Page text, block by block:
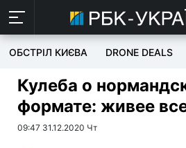
ОБСТРІЛ КИЄВА DRONE DEALS
Кулеба о
формате: живее
09:47 31.12.2020 Чт